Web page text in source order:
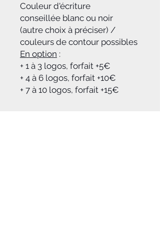
Couleur d'écriture
conseillée blanc ou noir
(autre choix à préciser) /
couleurs de contour possibles
En option :
+ 1 à 3 logos, forfait +5€
+ 4 à 6 logos, forfait +10€
+ 7 à 10 logos, forfait +15€